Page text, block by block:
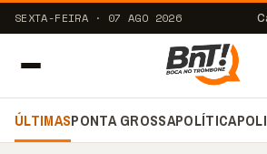
SEXTA-FEIRA · 07 AGO 2026
ÚLTIMASPONTA GROSSAPOLÍTICA